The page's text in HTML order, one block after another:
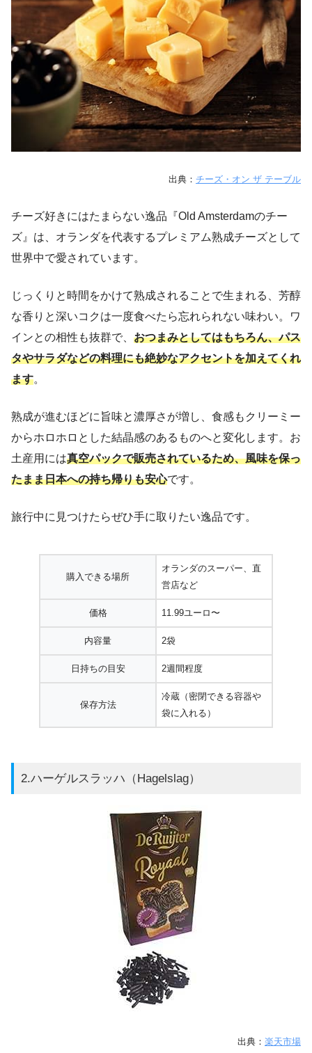
出典： チーズ・オン ザ テーブル
チーズ好きにはたまらない逸品『Old Amsterdamのチー
ズ』は、オランダを代表するプレミアム熟成チーズとして
世界中で愛されています。
じっくりと時間をかけて熟成されることで生まれる、芳醇
な香りと深いコクは一度食べたら忘れられない味わい。ワ
インとの相性も抜群で、 おつまみとしてはもちろん、パス
タやサラダなどの料理にも絶妙なアクセントを加えてくれ
ます。
熟成が進むほどに旨味と濃厚さが増し、食感もクリーミー
からホロホロとした結晶感のあるものへと変化します。お
土産用には真空パックで販売されているため、風味を保っ
たまま日本への持ち帰りも安心です。
旅行中に見つけたらぜひ手に取りたい逸品です。
購入できる場所
オランダのスーパー、直
営店など
価格 11.99ユーロ〜
内容量 2袋
日持ちの目安 2週間程度
保存方法
冷蔵（密閉できる容器や
袋に入れる）
2.ハーゲルスラッハ（Hagelslag）
出典： 楽天市場